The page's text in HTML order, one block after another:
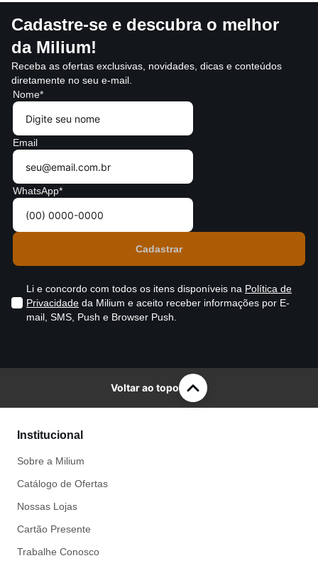
Cadastre-se e descubra o melhor
da Milium!
Receba as ofertas exclusivas, novidades, dicas e conteúdos
diretamente no seu e-mail.
Nome*
Email
WhatsApp*
Li e concordo com todos os itens disponíveis na Política de
Privacidade da Milium e aceito receber informações por E-
mail, SMS, Push e Browser Push.
Voltar ao topo
Institucional
Sobre a Milium
Catálogo de Ofertas
Nossas Lojas
Cartão Presente
Trabalhe Conosco